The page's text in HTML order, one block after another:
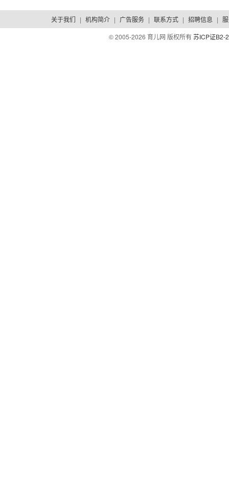
关于我们 | 机构简介 | 广告服务 | 联系方式 | 招聘信息 |
© 2005-2026 育儿网 版权所有苏ICP证B2-